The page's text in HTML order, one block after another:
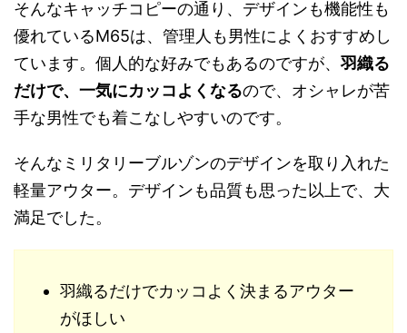
そんなキャッチコピーの通り、デザインも機能性も
優れているM65は、管理人も男性によくおすすめし
ています。個人的な好みでもあるのですが、 羽織る
だけで、一気にカッコよくなるので、オシャレが苦
手な男性でも着こなしやすいのです。
そんなミリタリーブルゾンのデザインを取り入れた
軽量アウター。デザインも品質も思った以上で、大
満足でした。
羽織るだけでカッコよく決まるアウター
がほしい